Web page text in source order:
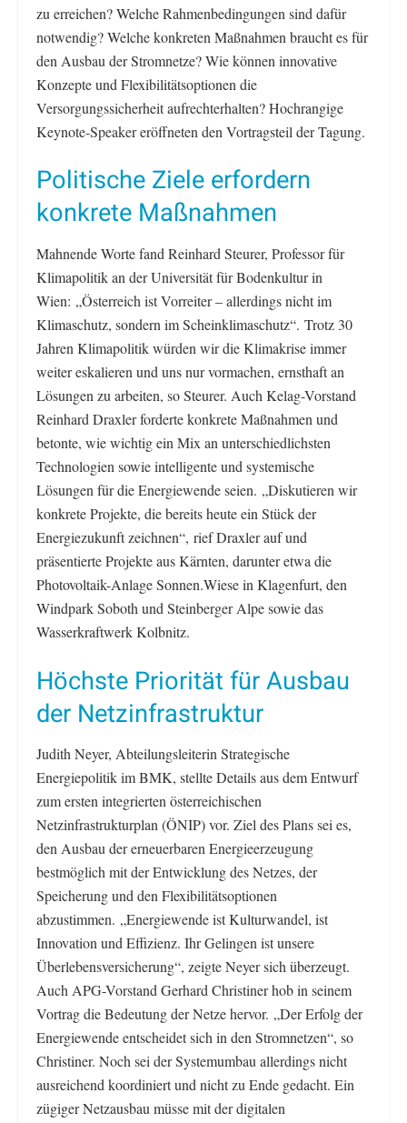
zu erreichen? Welche Rahmenbedingungen sind dafür
notwendig? Welche konkreten Maßnahmen braucht es für
den Ausbau der Stromnetze? Wie können innovative
Konzepte und Flexibilitätsoptionen die
Versorgungssicherheit aufrechterhalten? Hochrangige
Keynote-Speaker eröffneten den Vortragsteil der Tagung.
Politische Ziele erfordern
konkrete Maßnahmen
Mahnende Worte fand Reinhard Steurer, Professor für
Klimapolitik an der Universität für Bodenkultur in
Wien: „Österreich ist Vorreiter – allerdings nicht im
Klimaschutz, sondern im Scheinklimaschutz“. Trotz 30
Jahren Klimapolitik würden wir die Klimakrise immer
weiter eskalieren und uns nur vormachen, ernsthaft an
Lösungen zu arbeiten, so Steurer. Auch Kelag-Vorstand
Reinhard Draxler forderte konkrete Maßnahmen und
betonte, wie wichtig ein Mix an unterschiedlichsten
Technologien sowie intelligente und systemische
Lösungen für die Energiewende seien. „Diskutieren wir
konkrete Projekte, die bereits heute ein Stück der
Energiezukunft zeichnen“, rief Draxler auf und
präsentierte Projekte aus Kärnten, darunter etwa die
Photovoltaik-Anlage Sonnen.Wiese in Klagenfurt, den
Windpark Soboth und Steinberger Alpe sowie das
Wasserkraftwerk Kolbnitz.
Höchste Priorität für Ausbau
der Netzinfrastruktur
Judith Neyer, Abteilungsleiterin Strategische
Energiepolitik im BMK, stellte Details aus dem Entwurf
zum ersten integrierten österreichischen
Netzinfrastrukturplan (ÖNIP) vor. Ziel des Plans sei es,
den Ausbau der erneuerbaren Energieerzeugung
bestmöglich mit der Entwicklung des Netzes, der
Speicherung und den Flexibilitätsoptionen
abzustimmen. „Energiewende ist Kulturwandel, ist
Innovation und Effizienz. Ihr Gelingen ist unsere
Überlebensversicherung“, zeigte Neyer sich überzeugt.
Auch APG-Vorstand Gerhard Christiner hob in seinem
Vortrag die Bedeutung der Netze hervor. „Der Erfolg der
Energiewende entscheidet sich in den Stromnetzen“, so
Christiner. Noch sei der Systemumbau allerdings nicht
ausreichend koordiniert und nicht zu Ende gedacht. Ein
zügiger Netzausbau müsse mit der digitalen